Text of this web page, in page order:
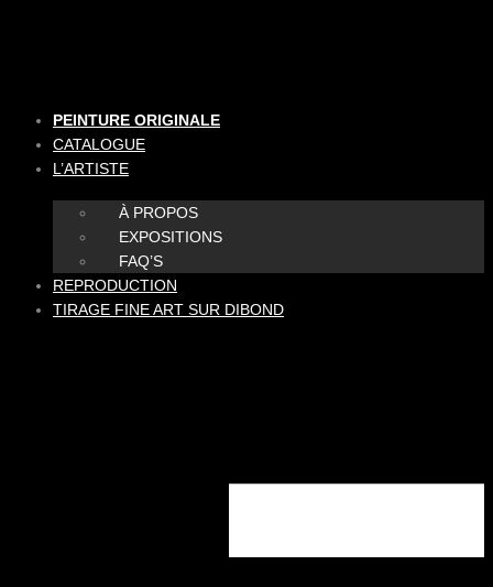
PEINTURE ORIGINALE
CATALOGUE
L’ARTISTE
À PROPOS
EXPOSITIONS
FAQ’S
REPRODUCTION
TIRAGE FINE ART SUR DIBOND